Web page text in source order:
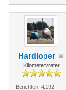
Hardloper
Kilometervreter
Berichten: 4.192